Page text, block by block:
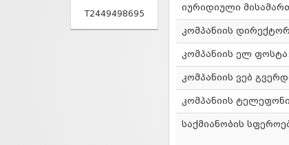
T2449498695
იურიდიული
კომპანიის
კომპანიის ელ ფოსტა:
კომპანიის ვებ
კომპანიის
საქმიანობის